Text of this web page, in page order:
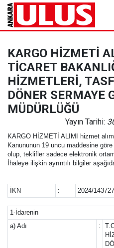
KARGO HİZMETİ
TİCARET
HİZMETLERİ,
DÖNER SERMAYE
MÜDÜRLÜĞÜ
Yayın Tarihi:
KARGO HİZMETİ ALIMI hizmet
Kanununun 19 uncu maddesine
olup, teklifler sadece elektronik
İhaleye ilişkin ayrıntılı bilgiler
İKN : 2024/
1-İdarenin
a) Adı
: